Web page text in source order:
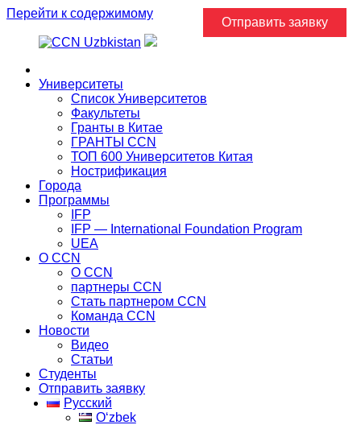
Перейти к содержимому
Университеты
Список Университетов
Факультеты
Гранты в Китае
ГРАНТЫ ССN
ТОП 600 Университетов Китая
Нострификация
Города
Программы
IFP
IFP — International Foundation Program
UEA
О CCN
О CCN
партнеры ССN
Стать партнером CCN
Команда ССN
Новости
Видео
Статьи
Студенты
Отправить заявку
Русский
Oʻzbek
Отправить заявку